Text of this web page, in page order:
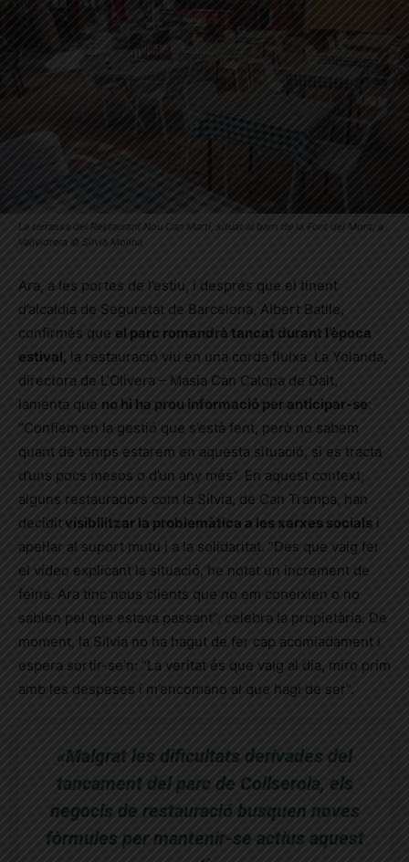
La terrassa del Restaurant Nou Can Martí, situat al barri de la Font del Mont, a
Vallvidrera © Sílvia Molina
Ara, a les portes de l’estiu, i després que el tinent
d’alcaldia de Seguretat de Barcelona, Albert Batlle,
confirmés que el parc romandrà tancat durant l’època
estival, la restauració viu en una corda fluixa. La Yolanda,
directora de L’Olivera – Masia Can Calopa de Dalt,
lamenta que no hi ha prou informació per anticipar-se:
“Confiem en la gestió que s’està fent, però no sabem
quant de temps estarem en aquesta situació, si es tracta
d’uns pocs mesos o d’un any més”. En aquest context,
alguns restauradors com la Sílvia, de Can Trampa, han
decidit visibilitzar la problemàtica a les xarxes socials i
apel·lar al suport mutu i a la solidaritat. “Des que vaig fer
el vídeo explicant la situació, he notat un increment de
feina. Ara tinc nous clients que no em coneixien o no
sabien pel que estava passant”, celebra la propietària. De
moment, la Sílvia no ha hagut de fer cap acomiadament i
espera sortir-se’n: “La veritat és que vaig al dia, miro prim
amb les despeses i m’encomano al que hagi de ser”.
«Malgrat les dificultats derivades del
tancament del parc de Collserola, els
negocis de restauració busquen noves
fòrmules per mantenir-se actius aquest